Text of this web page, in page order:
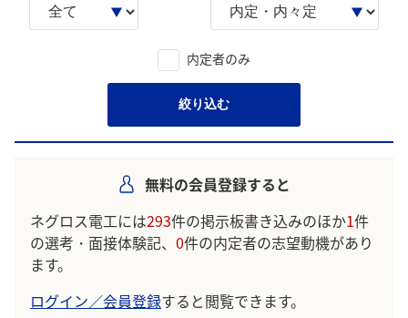
内定者のみ
絞り込む
無料の会員登録すると
ネグロス電工には293件の掲示板書き込みのほか1件
の選考・面接体験記、 0件の内定者の志望動機があり
ます。
ログイン／会員登録すると閲覧できます。